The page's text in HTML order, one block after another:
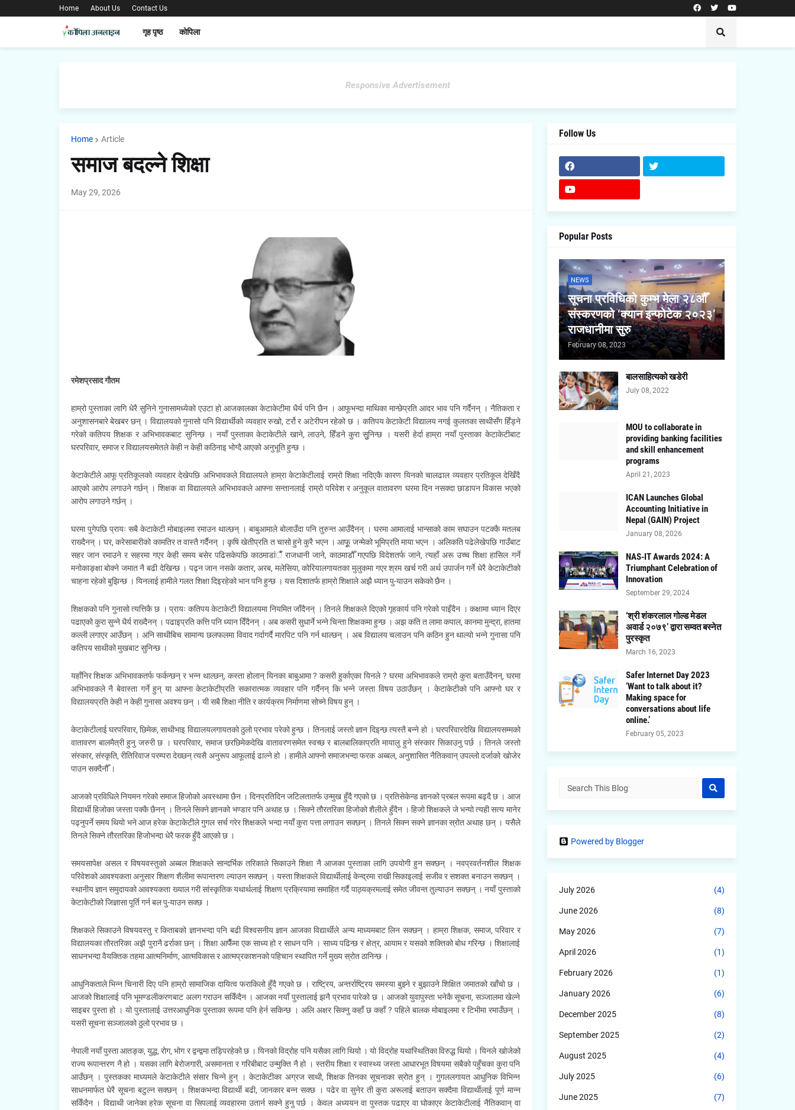
Home About Us Contact Us
गृह पृष्ठ कोपिला
Responsive Advertisement
Home Article
समाज बदल्ने शिक्षा
May 29, 2026
रमेशप्रसाद गौतम
हाम्रो पुस्ताका लागि धेरै सुनिने गुनासामध्येको एउटा हो आजकालका केटाकेटीमा धैर्य पनि छैन । आफूभन्दा माथिका मान्छेप्रति आदर भाव पनि गर्दैनन् । नैतिकता र
अनुशासनबारे बेखबर छन् । विद्यालयको गुनासो पनि विद्यार्थीको व्यवहार रुखो, टर्रो र अटेरीपन रहेको छ । कतिपय केटाकेटी विद्यालय नगई कुलतका साथीसँग हिँड्ने
गरेको कतिपय शिक्षक र अभिभावकबाट सुनिन्छ । नयाँ पुस्ताका केटाकेटीले खाने, लाउने, हिँडने कुरा सुुनिन्छ । यसरी हेर्दा हाम्रा नयाँ पुस्ताका केटाकेटीबाट
घरपरिवार, समाज र विद्यालयसमेतले केही न केही कठिनाइ भोग्दै आएको अनुभूति हुन्छ ।
केटाकेटीले आफू प्रतिकूलको व्यवहार देखेपछि अभिभावकले विद्यालयले हाम्रा केटाकेटीलाई राम्रो शिक्षा नदिएकै कारण यिनको चालढाल व्यवहार प्रतिकूल देखिँदै
आएको आरोप लगाउने गर्छन् । शिक्षक वा विद्यालयले अभिभावकले आफ्ना सन्तानलाई राम्रो परिवेश र अनुकूल वातावरण घरमा दिन नसक्दा छाडापन विकास भएको
आरोप लगाउने गर्छन् ।
घरमा पुगेपछि प्रायः सबै केटाकेटी मोबाइलमा रमाउन थाल्छन् । बाबुआमाले बोलाउँदा पनि तुरुन्त आउँदैनन् । घरमा आमालाई भान्साको काम सघाउन पटक्कै मतलब
राख्दैनन् । घर, करेसाबारीको कामतिर त वास्तै गर्दैनन् । कृषि खेतीप्रति त चासो हुने कुरै भएन । आफूू जन्मेको भूमिप्रति माया भएन । अलिकति पढेलेखेपछि गाउँबाट
सहर जान रमाउने र सहरमा गएर केही समय बसेर पढिसकेपछि काठमाडांैँ राजधानी जाने, काठमाडौँ गएपछि विदेशतर्फ जाने, त्यहाँ अरू उच्च शिक्षा हासिल गर्ने
मनोकाङ्क्षा बोक्ने जमात नै बढी देखिन्छ । पढ्न जान नसके कतार, अरब, मलेसिया, कोरियालगायतका मुलुकमा गएर श्रम खर्च गरी अर्थ उपार्जन गर्ने धेरै केटाकेटीको
चाहना रहेको बुझिन्छ । यिनलाई हामीले गलत शिक्षा दिइरहेको भान पनि हुन्छ । यस दिशातर्फ हाम्रो शिक्षाले अझै ध्यान पु-याउन सकेको छैन ।
शिक्षकको पनि गुनासो त्यत्तिकै छ । प्रायः कतिपय केटाकेटी विद्यालयमा नियमित जाँदैनन् । तिनले शिक्षकले दिएको गृहकार्य पनि गरेको पाइँदैन । कक्षामा ध्यान दिएर
पढाएको कुरा सुन्ने धैर्य राख्दैनन् । पढाइप्रति कत्ति पनि ध्यान दिँदैनन् । अब कसरी सुधार्ने भन्ने चिन्ता शिक्षकमा हुन्छ । अझ कति त लामा कपाल, कानमा मुन्द्रा, हातमा
कल्ली लगाएर आउँछन् । अनि साथीबिच सामान्य छलफलमा विवाद गर्दागर्दै मारपिट पनि गर्न थाल्छन् । अब विद्यालय चलाउन पनि कठिन हुन थाल्यो भन्ने गुनासा पनि
कतिपय साथीको मुखबाट सुनिन्छ ।
यहाँनिर शिक्षक अभिभावकतर्फ फर्कन्छन् र भन्न थाल्छन्, कस्ता होलान् यिनका बाबुआमा ? कसरी हुर्काएका यिनले ? घरमा अभिभावकले राम्रो कुरा बताउँदैनन्, घरमा
अभिभावकले नै बेवास्ता गर्ने हुन् या आफ्ना केटाकेटीप्रति सकारात्मक व्यवहार पनि गर्दैनन् कि भन्ने जस्ता विषय उठाउँछन् । केटाकेटीको पनि आफ्नो घर र
विद्यालयप्रति केही न केही गुनासा अवश्य छन् । यी सबै शिक्षा नीति र कार्यक्रम निर्माणमा सोच्ने विषय हुन् ।
केटाकेटीलाई घरपरिवार, छिमेक, साथीभाइ विद्यालयलगायतको ठुलो प्रभाव परेको हुन्छ । तिनलाई जस्तो ज्ञान दिइन्छ त्यस्तै बन्ने हो । घरपरिवारदेखि विद्यालयसम्मको
वातावरण बालमैत्री हुनु जरुरी छ । घरपरिवार, समाज छरछिमेकदेखि वातावरणसमेत स्वच्छ र बालबालिकाप्रति मायालु हुने संस्कार सिकाउनु पर्छ । तिनले जस्तो
संस्कार, संस्कृति, रीतिरिवाज परम्परा देख्छन् त्यसै अनुरूप आफूलाई ढाल्ने हो । हामीले आफ्नो समाजभन्दा फरक अब्बल, अनुशासित नैतिकवान् उपल्लो दर्जाको खोजेर
पाउन सक्दैनौँ ।
आजको प्रविधिले नियमन गरेको समाज हिजोको अवस्थामा छैन । दिनप्रतिदिन जटिलतातर्फ उन्मुख हुँदै गएको छ । प्रतिसेकेन्ड ज्ञानको प्रबल रूपमा बढ्दै छ । आज
विद्यार्थी हिजोका जस्ता पक्कै छैनन् । तिनले सिक्ने ज्ञानको भण्डार पनि अथाह छ । सिक्ने तौरतरिका हिजोको शैलीले हुँदैन । हिजो शिक्षकले जे भन्यो त्यही सत्य मानेर
पढ्नुपर्ने समय थियो भने आज हरेक केटाकेटीले गुगल सर्च गरेर शिक्षकले भन्दा नयाँ कुरा पत्ता लगाउन सक्छन् । तिनले सिक्न सक्ने ज्ञानका स्रोत अथाह छन् । यसैले
तिनले सिक्ने तौरतरिका हिजोभन्दा धेरै फरक हुँदै आएको छ ।
समयसापेक्ष असल र विषयवस्तुको अब्बल शिक्षकले सान्दर्भिक तरिकाले सिकाउने शिक्षा नै आजका पुस्ताका लागि उपयोगी हुन सक्छन् । नवप्रवर्तनशील शिक्षक
परिवेशको आवश्यकता अनुसार शिक्षण शैलीमा रूपान्तरण ल्याउन सक्छन् । यस्ता शिक्षकले विद्यार्थीलाई केन्द्रमा राखी सिकाइलाई सजीव र सशक्त बनाउन सक्छन् ।
स्थानीय ज्ञान समुदायको आवश्यकता ख्याल गरी सांस्कृतिक यथार्थलाई शिक्षण प्रक्रियामा समाहित गर्दै पाठ्यक्रमलाई समेत जीवन्त तुल्याउन सक्छन् । नयाँ पुस्ताको
केटाकेटीको जिज्ञासा पूर्ति गर्न बल पु-याउन सक्छ ।
शिक्षकले सिकाउने विषयवस्तु र किताबको ज्ञानभन्दा पनि बढी विश्वसनीय ज्ञान आजका विद्यार्थीले अन्य माध्यमबाट लिन सक्छन् । हाम्रा शिक्षक, समाज, परिवार र
विद्यालयका तौरतरिका अझै पुरानै ढर्राका छन् । शिक्षा आफैँमा एक साध्य हो र साधन पनि । साध्य पढिन्छ र क्षेत्र, आयाम र यसको शक्तिको बोध गरिन्छ । शिक्षालाई
साधनभन्दा वैयक्तिक तहमा आत्मनिर्माण, आत्मविकास र आत्मप्रकाशनको पहिचान स्थापित गर्ने मुख्य स्रोत ठानिन्छ ।
आधुनिकताले भिन्न चिनारी दिए पनि हाम्रो सामाजिक दायित्व फराकिलो हुँदै गएको छ । राष्ट्रिय, अन्तर्राष्ट्रिय समस्या बुझ्ने र बुझाउने शिक्षित जमातको खाँचो छ ।
आजको शिक्षालाई पनि भूमण्डलीकरणबाट अलग गराउन सकिँदैन । आजका नयाँ पुस्तालाई झनै प्रभाव पारेको छ । आजको युवापुस्ता भनेकै सूचना, सञ्जालमा खेल्ने
साइबर पुस्ता हो । यो पुस्तालाई उत्तरआधुनिक पुस्ताका रूपमा पनि हेर्न सकिन्छ । अलि अक्षर सिक्नु कहाँ छ कहाँ ? पहिले बालक मोबाइलमा र टिभीमा रमाउँछन् ।
यसरी सूचना सञ्जालको ठुलो प्रभाव छ ।
नेपाली नयाँ पुस्ता आतङ्क, युद्ध, रोग, भोग र द्वन्द्वमा तड्पिरहेको छ । यिनको विद्रोह पनि यसैका लागि थियो । यो विद्रोह यथास्थितिका विरुद्ध थियो । यिनले खोजेको
राज्य रूपान्तरण नै हो । यसका लागि बेरोजगारी, असमानता र गरिबीबाट उन्मुक्ति नै हो । स्तरीय शिक्षा र स्वास्थ्य जस्ता आधारभूत विषयमा सबैको पहुँचका कुरा पनि
आउँछन् । पुस्तकका माध्यमले केटाकेटीले संसार चिन्ने हुन् । केटाकेटीका अग्रज साथी, शिक्षक तिनका सूचनाका स्रोत हुन् । गुगललगायत आधुनिक विभिन्न
साधनमार्फत धेरै सूचना बटुल्न सक्छन् । शिक्षकभन्दा विद्यार्थी बढी, जानकार बन्न सक्छ । पढेर वा सुनेर ती कुरा अरूलाई बताउन सक्दैमा विद्यार्थीलाई पूर्ण मान्न
सकिँदैन । विद्याथी जानेका हरेक सूचना वा सिपलाई व्यवहारमा उतार्न सक्ने हुनु पर्छ । केवल अध्ययन वा पुस्तक पढाएर वा घोकाएर केटाकेटीलाई नैतिकवान् वा
Follow Us
Popular Posts
NEWS
सूचना प्रविधिको कुम्भ मेला २८औँ
संस्करणको ‘क्यान इन्फोटेक २०२३’
राजधानीमा सुरु
February 08, 2023
बालसाहित्यको खडेरी
July 08, 2022
MOU to collaborate in
providing banking facilities
and skill enhancement
programs
April 21, 2023
ICAN Launches Global
Accounting Initiative in
Nepal (GAIN) Project
January 08, 2026
NAS-IT Awards 2024: A
Triumphant Celebration of
Innovation
September 29, 2024
‘श्री शंकरलाल गोल्ड मेडल
अवार्ड २०७९’ द्वारा सम्वत बस्नेत
पुरस्कृत
March 16, 2023
Safer Internet Day 2023
‘Want to talk about it?
Making space for
conversations about life
online.’
February 05, 2023
Powered by Blogger
July 2026 (4)
June 2026 (8)
May 2026 (7)
April 2026 (1)
February 2026 (1)
January 2026 (6)
December 2025 (8)
September 2025 (2)
August 2025 (4)
July 2025 (6)
June 2025 (7)